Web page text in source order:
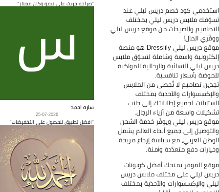
كود خصم دريس ليلي عند
ملابس دريس ليلي بمختلف
والصيحات من موقع دريس ليلي
المال!
موقع دريس ليلي Dresslily هو منصة
واسعة وشاملة لتسوّق ملابس
ليلي النسائية والرجالية المواكبة
بأسعار تنافسية.
تصاميم لا تُحصى من الملابس
والأحذية بمختلف
لجميع إطلالاتك إلى جانب
واسعة من أزياء الرجال.
دريس ليلي ويوفّر خدمة الشحن
إلى جميع أنحاء العالم يشمل
العربي، مع سياسة إرجاع مريحة
دفع متعدّدة وآمنة.
الموفر يمنحك أفضل كوبونات
ليلي على مختلف ملابس دريس
والإكسسوارات والأحذية بمختلف
"صراحه جربت على تيمو وكان ممتاز"
ساره احمد
25-07-2026
"افضل تطبيق للحصول على التخفيضات"